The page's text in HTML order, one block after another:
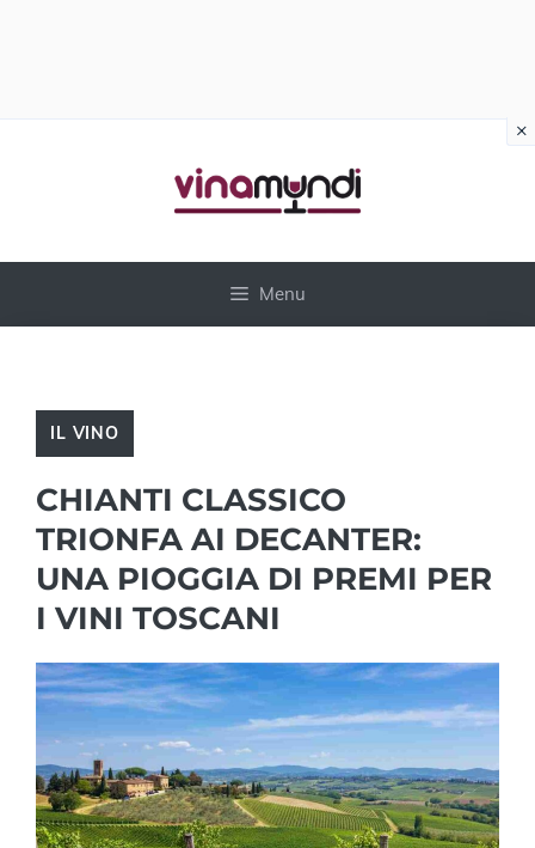
Menu
IL VINO
CHIANTI CLASSICO
TRIONFA AI DECANTER:
UNA PIOGGIA DI PREMI PER
I VINI TOSCANI
×